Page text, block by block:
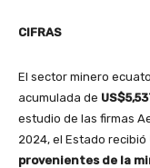
CIFRAS
El sector minero
acumulada de
estudio de las firmas
2024, el Estado recibió
provenientes de la